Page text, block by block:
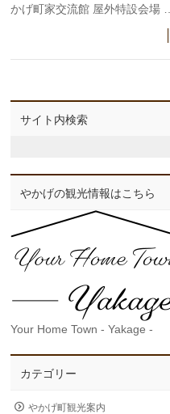
かげ町家交流館 屋外特設会場 …
サイト内検索
やかげの観光情報はこちら
Your Home Town - Yakage -
カテゴリー
やかげ町観光案内